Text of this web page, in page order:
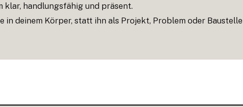
klar, handlungsfähig und präsent.
in deinem Körper, statt ihn als Projekt, Problem oder